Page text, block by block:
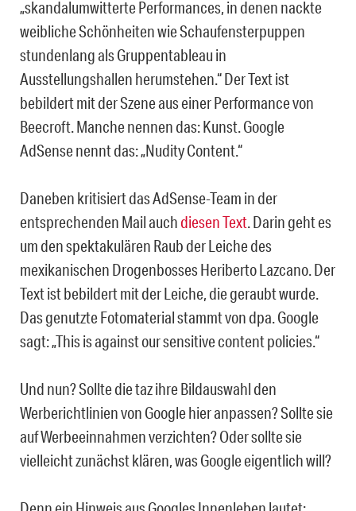
„skandalumwitterte Performances, in denen nackte
weibliche Schönheiten wie Schaufensterpuppen
stundenlang als Gruppentableau in
Ausstellungshallen herumstehen.“ Der Text ist
bebildert mit der Szene aus einer Performance von
Beecroft. Manche nennen das: Kunst. Google
AdSense nennt das: „Nudity Content.“
Daneben kritisiert das AdSense-Team in der
entsprechenden Mail auchdiesen Text. Darin geht es
um den spektakulären Raub der Leiche des
mexikanischen Drogenbosses Heriberto Lazcano. Der
Text ist bebildert mit der Leiche, die geraubt wurde.
Das genutzte Fotomaterial stammt von dpa. Google
sagt: „This is against our sensitive content policies.“
Und nun? Sollte die taz ihre Bildauswahl den
Werberichtlinien von Google hier anpassen? Sollte sie
auf Werbeeinnahmen verzichten? Oder sollte sie
vielleicht zunächst klären, was Google eigentlich will?